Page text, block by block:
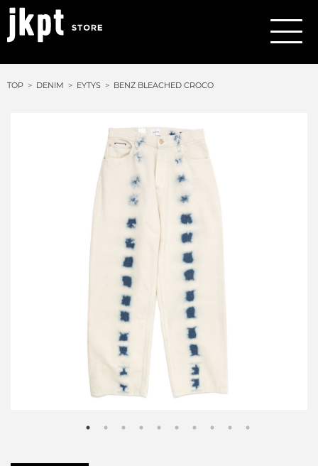
TOP DENIM EYTYS BENZ BLEACHED CROCO